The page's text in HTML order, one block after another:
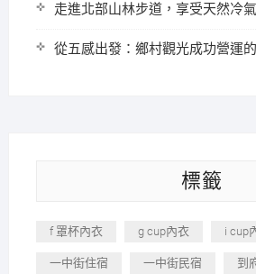
走進北部山林步道，享受天然冷
從五感出發：鄉村觀光成功營運
標籤
f 罩杯內衣 g cup內衣 i cup
一中街住宿 一中街民宿 到